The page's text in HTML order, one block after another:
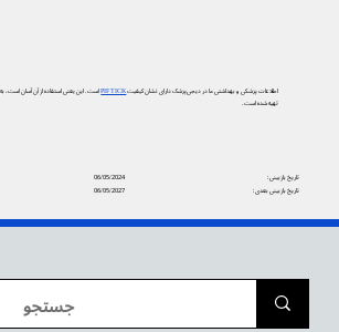
اطلاعات پزشکی و بهداشتی ما در دیجی‌پزشک دارای نشان کیفیتPIF TICKاست. این یعنی استفاده از آن آسان است،
تهیه شده است.
06/05/2024
تاریخ بازبینی:
06/05/2027
تاریخ بازبینی بعدی: